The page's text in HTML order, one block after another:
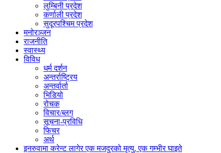
लुम्बिनी प्रदेश
कर्णाली प्रदेश
सुदूरपश्चिम प्रदेश
मनोरञ्जन
राजनीति
स्वास्थ्य
विविध
धर्म दर्शन
अन्तर्राष्ट्रिय
अन्तर्वार्ता
भिडियो
रोचक
विचार/ब्लग
सूचना-प्रविधि
फिचर
अर्थ
इनरुवामा करेन्ट लागेर एक मजदुरको मृत्यु, एक गम्भीर घाइते